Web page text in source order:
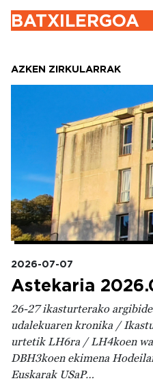
AZKEN ZIRKULARRAK
2026-07-07
Astekaria
26-27 ikasturterako
udalekuaren kronika /
urtetik LH6ra / LH4koen
DBH3koen ekimena
Euskarak USaP…